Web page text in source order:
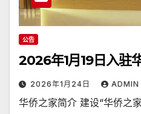
公告
2026年1月19日入驻
2026年1月24日 ADMIN
华侨之家简介 建设“华侨之